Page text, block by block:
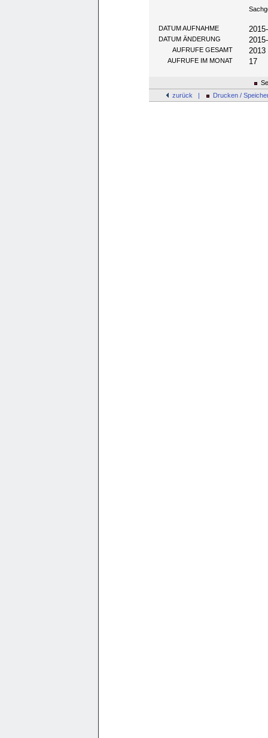
DATUM AUFNAHME
DATUM ÄNDERUNG
AUFRUFE GESAMT 2013
AUFRUFE IM MONAT 17
zurück |
Drucken /